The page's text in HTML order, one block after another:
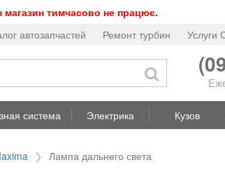
магазин тимчасово не працює.
автозапчастей Ремонт турбин Услуги
система Электрика Кузов
Лампа дальнего света